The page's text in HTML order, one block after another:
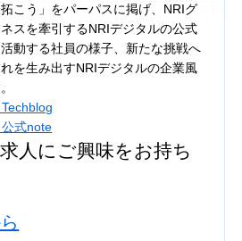
拓こう」をパーパスに掲げ、NRIグ
スを牽引するNRIデジタルの公式
動する社員の様子、新たな挑戦へ
を生み出すNRIデジタルの企業風
公式note
人にご興味をお持ち